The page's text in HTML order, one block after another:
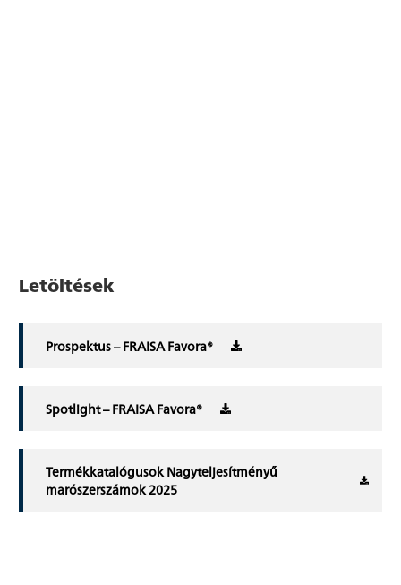
Letöltések
Prospektus – FRAISA Favora®
Spotlight – FRAISA Favora®
Termékkatalógusok Nagyteljesítményű
marószerszámok 2025